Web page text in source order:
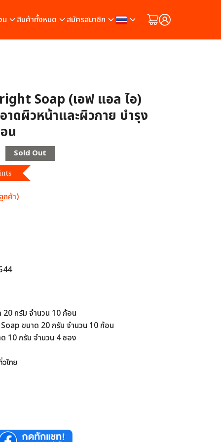
น สินค้าทั้งหมด สมัครสมาชิก
Soap (เอฟ แอล ไอ)
ดผิวหน้าและผิวกาย บำรุง
น
Sold Out
มบน7
กค้า)
กรัม จำนวน 10 ก้อน
ขนาด 20 กรัม จำนวน 10 ก้อน
10 กรัม จำนวน 4 ซอง